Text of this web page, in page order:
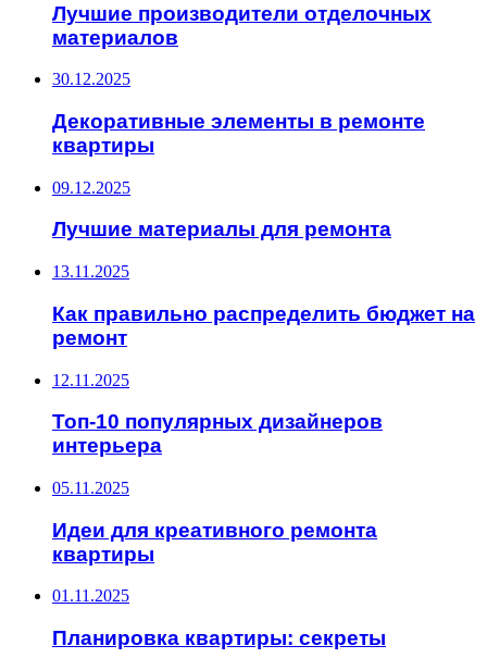
Лучшие производители отделочных
материалов
30.12.2025
Декоративные элементы в ремонте
квартиры
09.12.2025
Лучшие материалы для ремонта
13.11.2025
Как правильно распределить бюджет на
ремонт
12.11.2025
Топ-10 популярных дизайнеров
интерьера
05.11.2025
Идеи для креативного ремонта
квартиры
01.11.2025
Планировка квартиры: секреты